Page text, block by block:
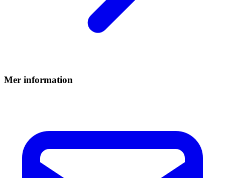
Mer information